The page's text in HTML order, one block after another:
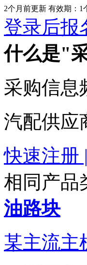
2个月前更新 有效期：1
登录后报
什么是"
采购信息
汽配供应
快速注册
相同产品
油路块
某主流主